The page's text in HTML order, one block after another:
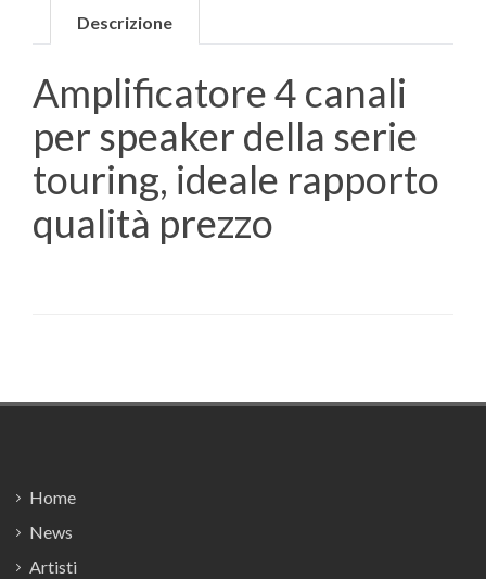
Descrizione
Amplificatore 4 canali
per speaker della serie
touring, ideale rapporto
qualità prezzo
Home
News
Artisti